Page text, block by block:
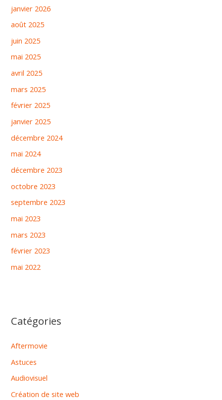
janvier 2026
août 2025
juin 2025
mai 2025
avril 2025
mars 2025
février 2025
janvier 2025
décembre 2024
mai 2024
décembre 2023
octobre 2023
septembre 2023
mai 2023
mars 2023
février 2023
mai 2022
Catégories
Aftermovie
Astuces
Audiovisuel
Création de site web